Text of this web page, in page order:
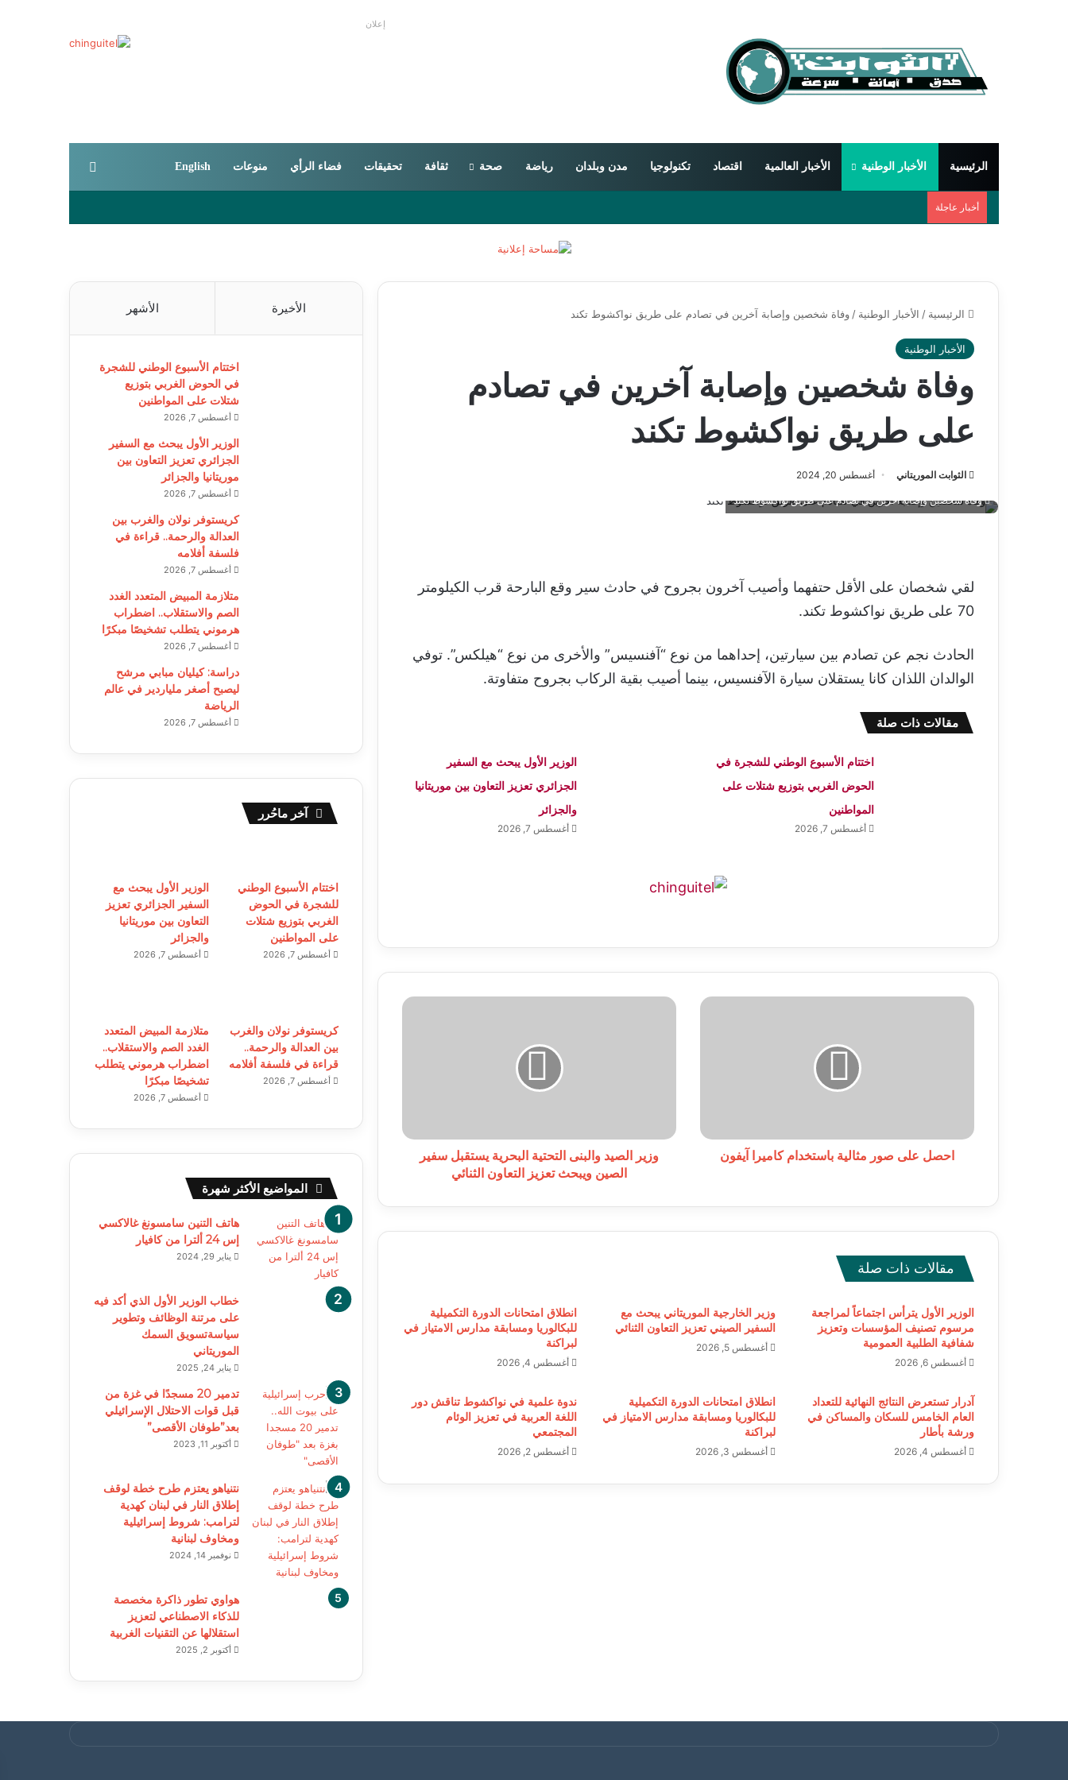
إعلان
الرئيسية الأخبار الوطنية الأخبار العالمية اقتصاد تكنولوجيا مدن وبلدان رياضة صحة ثقافة تحقيقات فضاء الرأي منوعات English
أخبار عاجلة
الرئيسية / الأخبار الوطنية / وفاة شخصين وإصابة آخرين في تصادم على طريق نواكشوط تكند
الأخبار الوطنية
وفاة شخصين وإصابة آخرين في تصادم
على طريق نواكشوط تكند
الثوابت الموريتاني أغسطس 20, 2024
وفاة شخصين وإصابة آخرين في تصادم على طريق نواكشوط تكند
لقي شخصان على الأقل حتفهما وأصيب آخرون بجروح في حادث سير وقع البارحة قرب الكيلومتر
70 على طريق نواكشوط تكند.
الحادث نجم عن تصادم بين سيارتين، إحداهما من نوع “آفنسيس” والأخرى من نوع “هيلكس”. توفي
الوالدان اللذان كانا يستقلان سيارة الآفنسيس، بينما أصيب بقية الركاب بجروح متفاوتة.
مقالات ذات صلة
اختتام الأسبوع الوطني للشجرة في
الحوض الغربي بتوزيع شتلات على
المواطنين
أغسطس 7, 2026
الوزير الأول يبحث مع السفير
الجزائري تعزيز التعاون بين موريتانيا
والجزائر
أغسطس 7, 2026
احصل
احصل على صور مثالية باستخدام كاميرا آيفون
وزير
ويبحث
تعزيزوزير الصيد والبنى التحتية البحرية يستقبل سفير
الصين ويبحث تعزيز التعاون الثنائي
مقالات ذات صلة
الوزير الأول يترأس اجتماعاً لمراجعة
مرسوم تصنيف المؤسسات وتعزيز
شفافية الطلبية العمومية
أغسطس 6, 2026
وزير الخارجية الموريتاني يبحث مع
السفير الصيني تعزيز التعاون الثنائي
أغسطس 5, 2026
انطلاق امتحانات الدورة التكميلية
للبكالوريا ومسابقة مدارس الامتياز في
لبراكنة
أغسطس 4, 2026
آدرار تستعرض النتائج النهائية للتعداد
العام الخامس للسكان والمساكن في
ورشة بأطار
أغسطس 4, 2026
انطلاق امتحانات الدورة التكميلية
للبكالوريا ومسابقة مدارس الامتياز في
لبراكنة
أغسطس 3, 2026
ندوة علمية في نواكشوط تناقش دور
اللغة العربية في تعزيز الوئام
المجتمعي
أغسطس 2, 2026
الأخيرة الأشهر
اختتام الأسبوع الوطني للشجرة
في الحوض الغربي بتوزيع
شتلات على المواطنين
أغسطس 7, 2026
الوزير الأول يبحث مع السفير
الجزائري تعزيز التعاون بين
موريتانيا والجزائر
أغسطس 7, 2026
كريستوفر نولان والغرب بين
العدالة والرحمة.. قراءة في
فلسفة أفلامه
أغسطس 7, 2026
متلازمة المبيض المتعدد الغدد
الصم والاستقلاب.. اضطراب
هرموني يتطلب تشخيصًا مبكرًا
أغسطس 7, 2026
دراسة: كيليان مبابي مرشح
ليصبح أصغر ملياردير في عالم
الرياضة
أغسطس 7, 2026
آخر ماحُرر
اختتام الأسبوع الوطني
للشجرة في الحوض
الغربي بتوزيع شتلات
على المواطنين
أغسطس 7, 2026
الوزير الأول يبحث مع
السفير الجزائري تعزيز
التعاون بين موريتانيا
والجزائر
أغسطس 7, 2026
كريستوفر نولان والغرب
بين العدالة والرحمة..
قراءة في فلسفة أفلامه
أغسطس 7, 2026
متلازمة المبيض المتعدد
الغدد الصم والاستقلاب..
اضطراب هرموني يتطلب
تشخيصًا مبكرًا
أغسطس 7, 2026
المواضيع الأكثر شهرة
هاتف التنين سامسونغ غالاكسي
إس 24 ألترا من كافيار
يناير 29, 2024
خطاب الوزير الأول الذي أكد فيه
على مرتنة الوظائف وتطوير
سياسةتسويق السمك
الموريتاني
يناير 24, 2025
تدمير 20 مسجدًا في غزة من
قبل قوات الاحتلال الإسرائيلي
بعد”طوفان الأقصى”
أكتوبر 11, 2023
نتنياهو يعتزم طرح خطة لوقف
إطلاق النار في لبنان كهدية
لترامب: شروط إسرائيلية
ومخاوف لبنانية
نوفمبر 14, 2024
هواوي تطور ذاكرة مخصصة
للذكاء الاصطناعي لتعزيز
استقلالها عن التقنيات الغربية
أكتوبر 2, 2025